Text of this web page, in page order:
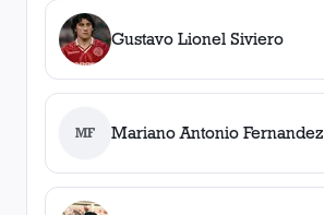
Gustavo Lionel Siviero
MF Mariano Antonio Fernandez